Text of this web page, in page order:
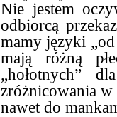
Nie jestem
odbiorcą
mamy języki „od
mają różną
„hołotnych”
zróżnicowania
nawet do